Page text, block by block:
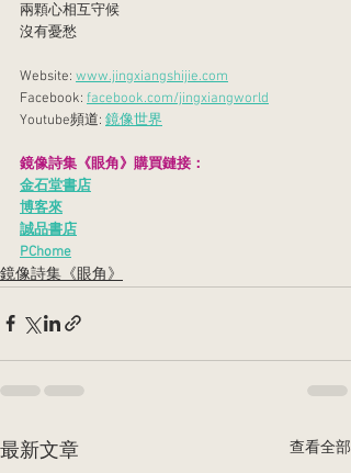
兩顆心相互守候
沒有憂愁
Website: www.jingxiangshijie.com
Facebook: facebook.com/jingxiangworld
Youtube頻道: 鏡像世界
鏡像詩集《眼角》購買鏈接：
金石堂書店
博客來
誠品書店
PChome
鏡像詩集《眼角》
最新文章 查看全部